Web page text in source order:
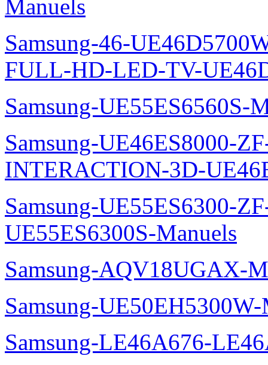
Manuels
Samsung-46-
FULL-HD-LED-TV-
Samsung-UE55ES6560S-
Samsung-UE46ES8000-
INTERACTION-3D-
Samsung-UE55ES6300-
UE55ES6300S-Manuels
Samsung-AQV18UGAX-
Samsung-UE50EH5300W-
Samsung-LE46A676-